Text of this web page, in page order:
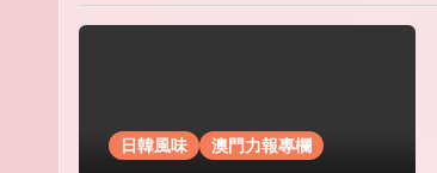
日韓風味 澳門力報專欄